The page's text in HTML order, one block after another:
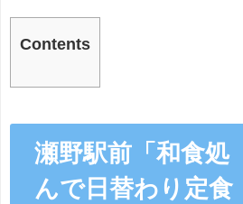
Contents
瀬野駅前「和食
んで日替わり定食